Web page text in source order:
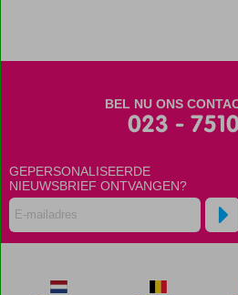
BEL NU ONS
023 -
GEPERSONALISEERDE
NIEUWSBRIEF ONTVANGEN?